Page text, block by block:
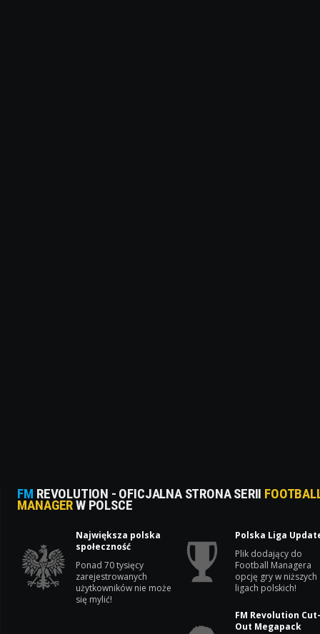
FM REVOLUTION - OFICJALNA STRONA SERII
MANAGERW POLSCE
Największa polska
społeczność
Ponad 70 tysięcy
zarejestrowanych
użytkowników nie może
się mylić!
Polska Liga
Plik dodający do
Football Managera
opcję gry w niższych
ligach polskich!
FM Revolution
Out Megapack